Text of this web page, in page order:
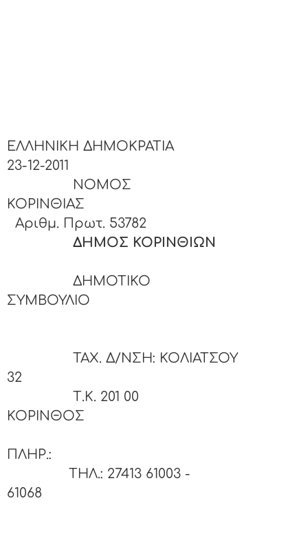
ΕΛΛΗΝΙΚΗ
23-12-2011
ΝΟΜΟΣ
Αριθμ. Πρωτ. 53782
ΔΗΜΟΣ
ΔΗΜΟΤΙΚΟ
ΤΑΧ. Δ/ΝΣΗ: ΚΟΛΙΑΤΣΟΥ
32
Τ.Κ. 201 00
ΚΟΡΙΝΘΟΣ
ΤΗΛ.: 27413 61003 -
61068